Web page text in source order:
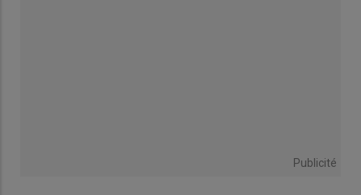
Publicité